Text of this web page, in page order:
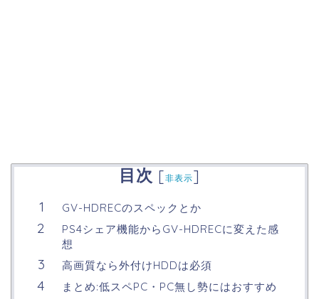
目次 [非表示]
GV-HDRECのスペックとか
PS4シェア機能からGV-HDRECに変えた感
想
高画質なら外付けHDDは必須
まとめ:低スペPC・PC無し勢にはおすすめ